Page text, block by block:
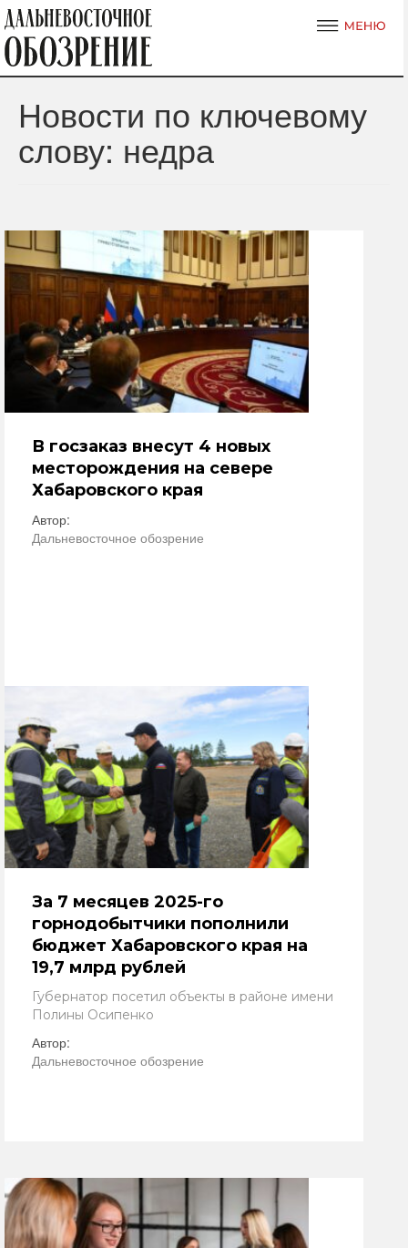
Новости по ключевому
слову: недра
В госзаказ внесут 4 новых
месторождения на севере
Хабаровского края
Автор:
Дальневосточное обозрение
За 7 месяцев 2025-го
горнодобытчики пополнили
бюджет Хабаровского края на
19,7 млрд рублей
Губернатор посетил объекты в районе имени
Полины Осипенко
Автор:
Дальневосточное обозрение